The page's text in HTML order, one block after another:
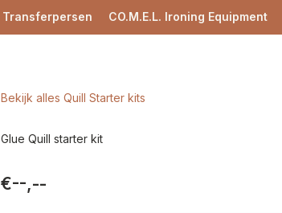
Transferpersen CO.M.E.L. Ironing Equipment
Bekijk alles Quill Starter kits
Glue Quill starter kit
€--,--